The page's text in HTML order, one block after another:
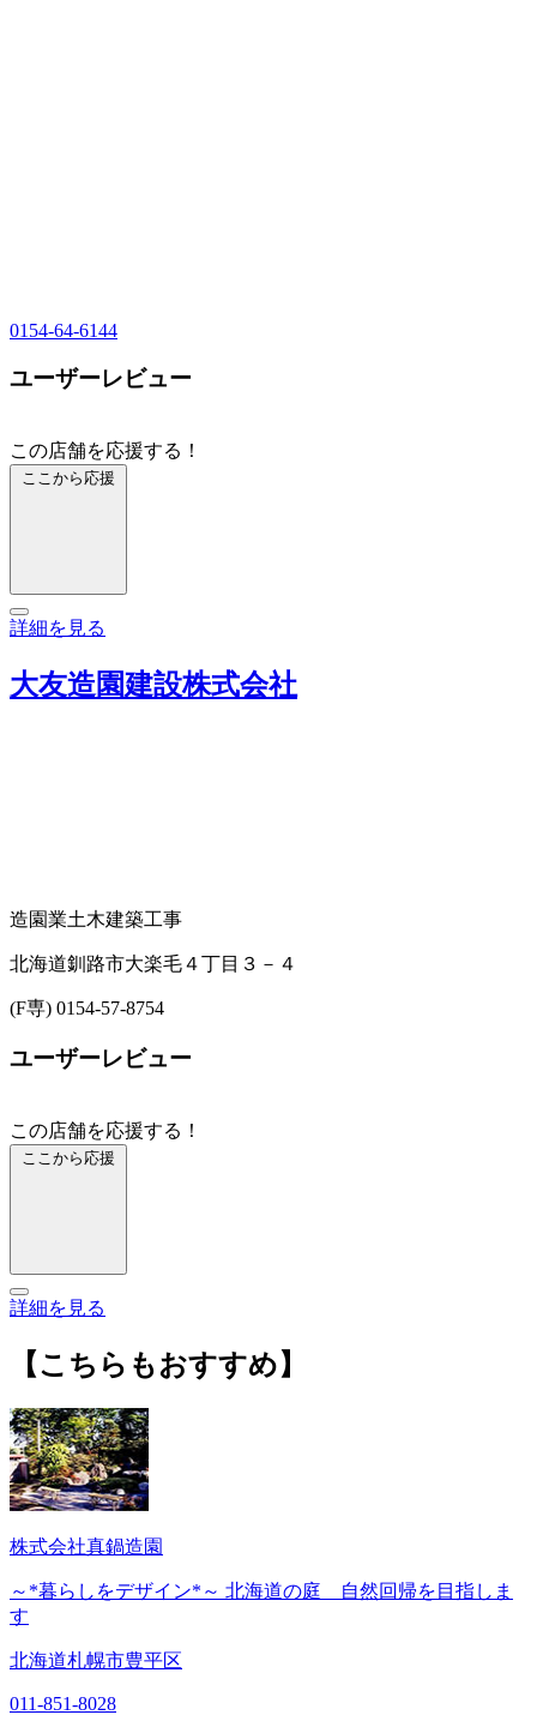
0154-64-6144
ユーザーレビュー
この店舗を応援する！
ここから応援
詳細を見る
大友造園建設株式会社
造園業土木建築工事
北海道釧路市大楽毛４丁目３－４
(F専) 0154-57-8754
ユーザーレビュー
この店舗を応援する！
ここから応援
詳細を見る
【こちらもおすすめ】
株式会社真鍋造園
～*暮らしをデザイン*～ 北海道の庭 自然回帰を目指しま
す
北海道札幌市豊平区
011-851-8028